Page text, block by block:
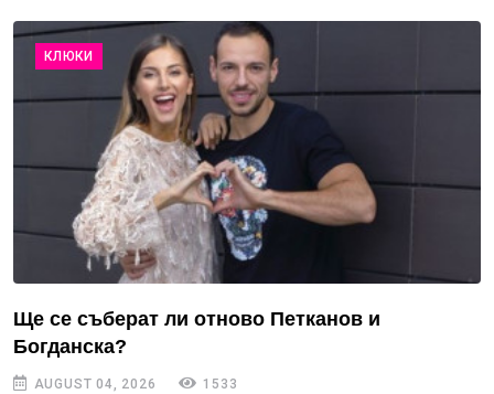
КЛЮКИ
Ще се съберат ли отново Петканов и
Богданска?
AUGUST 04, 2026 1533